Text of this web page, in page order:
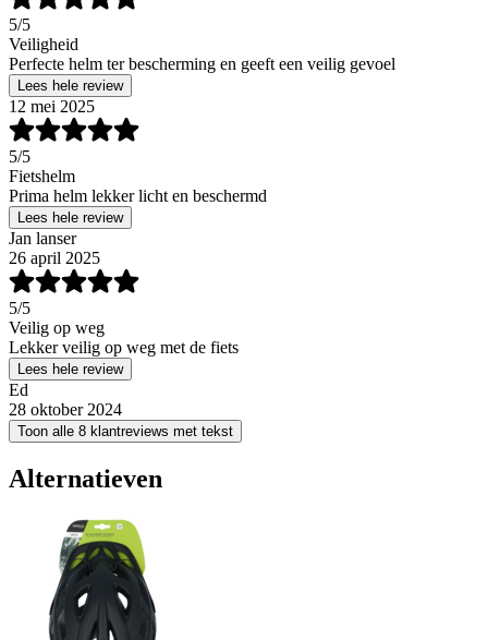
5/5
Veiligheid
Perfecte helm ter bescherming en geeft een veilig gevoel
Lees hele review
12 mei 2025
5/5
Fietshelm
Prima helm lekker licht en beschermd
Lees hele review
Jan lanser
26 april 2025
5/5
Veilig op weg
Lekker veilig op weg met de fiets
Lees hele review
Ed
28 oktober 2024
Toon alle 8 klantreviews met tekst
Alternatieven